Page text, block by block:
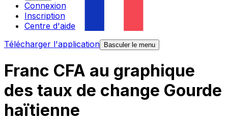
Connexion
Inscription
Centre d'aide
Télécharger l'application
Basculer le menu
Franc CFA au graphique
des taux de change Gourde
haïtienne